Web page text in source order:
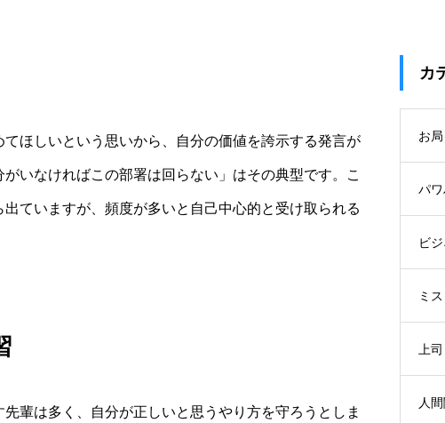
ほしいという思いから、自分の価値を誇示する発言が
いなければこの部署は回らない」はその典型です。こ
ていますが、頻度が多いと自己中心的と受け取られる
輩は多く、自分が正しいと思うやり方を守ろうとしま
カ
お局
パワ
ビ
ミス
上司
人